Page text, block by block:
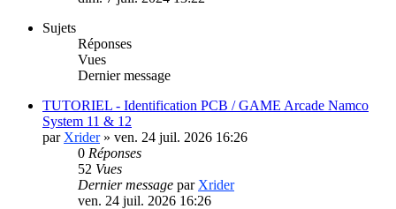
Sujets
Réponses
Vues
Dernier message
TUTORIEL - Identification PCB / GAME Arcade Namco
System 11 & 12
par Xrider» ven. 24 juil. 2026 16:26
0 Réponses
52 Vues
Dernier message par Xrider
ven. 24 juil. 2026 16:26